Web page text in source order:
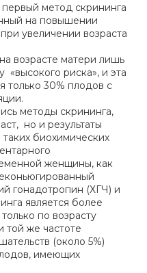
метод скрининга
на повышении
увеличении возраста
возрасте матери лишь
риска», и эта
только 30% плодов с
методы скрининга,
но и результаты
биохимических
женщины, как
гонадотропин (ХГЧ) и
является более
по возрасту
же частоте
(около 5%)
имеющих